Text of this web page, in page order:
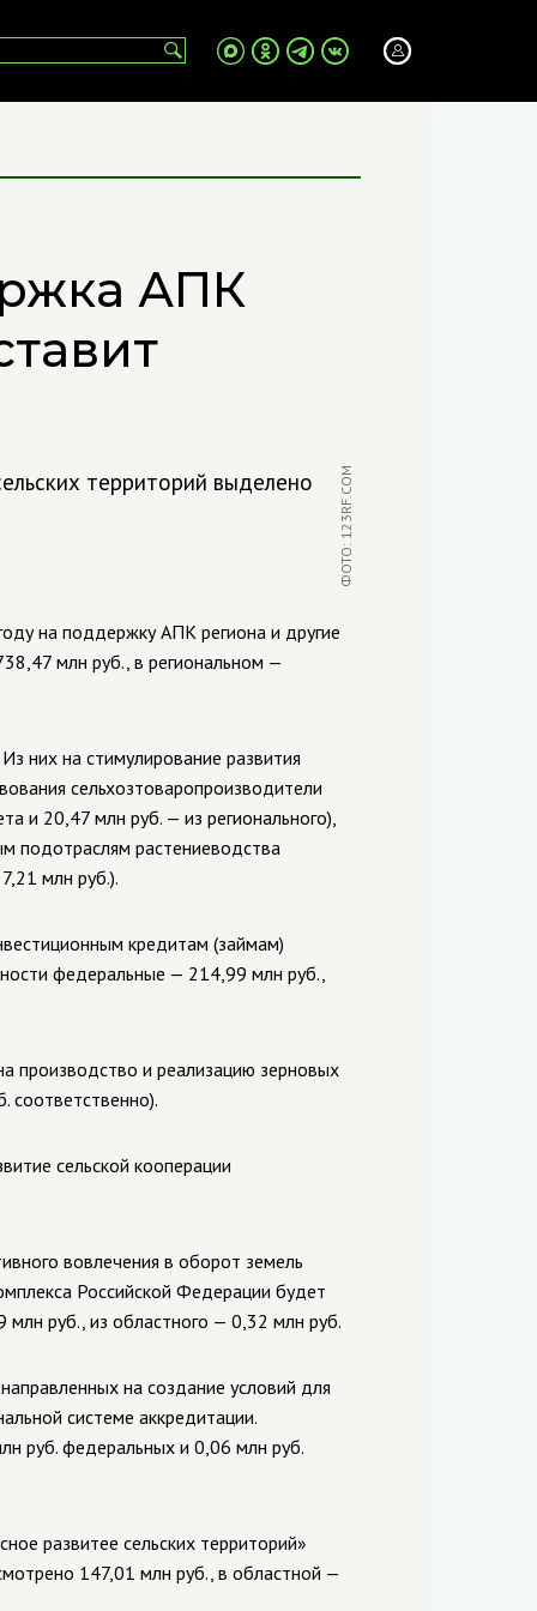
АПК
территорий выделено ФОТО: 123RF.COM
на поддержку АПК региона и другие
млн руб., в региональном —
них на стимулирование развития
сельхозтоваропроизводители
и 20,47 млн руб. — из регионального),
подотраслям растениеводства
млн руб.).
кредитам (займам)
федеральные — 214,99 млн руб.,
производство и реализацию зерновых
соответственно).
сельской кооперации
вовлечения в оборот земель
Российской Федерации будет
руб., из областного — 0,32 млн руб.
на создание условий для
системе аккредитации.
руб. федеральных и 0,06 млн руб.
развитее сельских территорий»
147,01 млн руб., в областной —